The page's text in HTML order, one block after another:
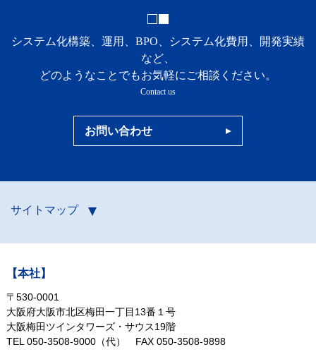
システム化構築、運用、BPO、システム化費用、開発実績
など、
どのようなことでもお気軽にご相談ください。
Contact us
お問い合わせ
サイトマップ
【本社】
〒530-0001
大阪府大阪市北区梅田一丁目13番１号
大阪梅田ツインタワーズ・サウス19階
TEL 050-3508-9000（代） FAX 050-3508-9898